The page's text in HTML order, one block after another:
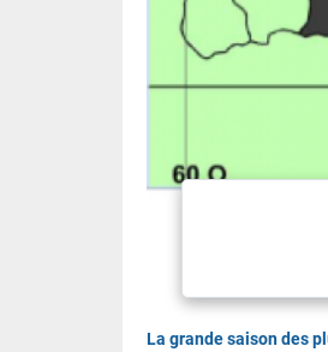
La grande saison des